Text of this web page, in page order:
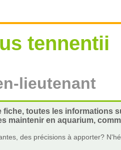
tennentii
lieutenant
fiche, toutes les informations
maintenir en aquarium,
des précisions à apporter?